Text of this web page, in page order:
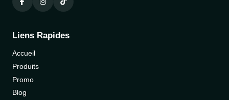
Liens Rapides
Accueil
Produits
Promo
Blog